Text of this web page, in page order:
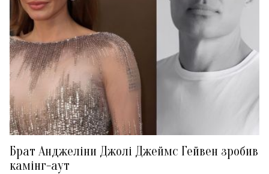
Брат Анджеліни Джолі Джеймс Гейвен зробив
камінг-аут